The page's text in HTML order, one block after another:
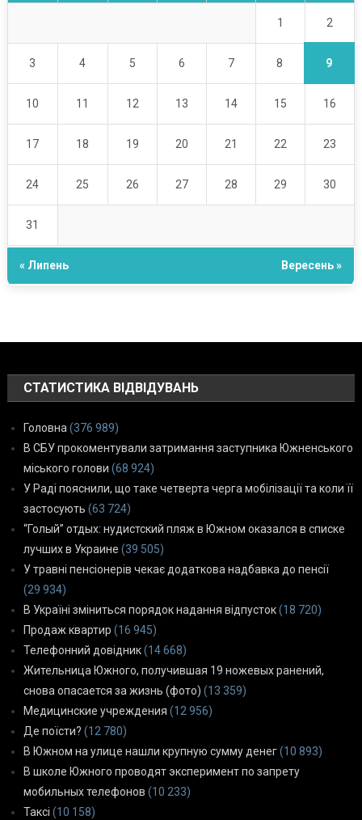
1 2
3 4 5 6 7 8 9
10 11 12 13 14 15 16
17 18 19 20 21 22 23
24 25 26 27 28 29 30
31
« Липень Вересень »
СТАТИСТИКА ВІДВІДУВАНЬ
Головна (376 989)
В СБУ прокоментували затримання заступника Южненського
міського голови (68 924)
У Раді пояснили, що таке четверта черга мобілізації та коли її
застосують (63 724)
“Голый” отдых: нудистский пляж в Южном оказался в списке
лучших в Украине (39 505)
У травні пенсіонерів чекає додаткова надбавка до пенсії
(29 934)
В Україні зміниться порядок надання відпусток(18 720)
Продаж квартир (16 945)
Телефонний довідник(14 668)
Жительница Южного, получившая 19 ножевых ранений,
снова опасается за жизнь (фото) (13 359)
Медицинские учреждения (12 956)
Де поїсти? (12 780)
В Южном на улице нашли крупную сумму денег(10 893)
В школе Южного проводят эксперимент по запрету
мобильных телефонов (10 233)
Таксі (10 158)